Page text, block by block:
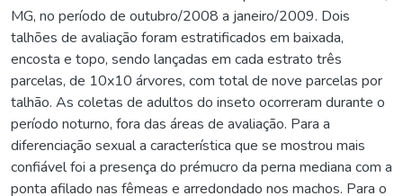
MG, no período de outubro/2008 a janeiro/2009. Dois
talhões de avaliação foram estratificados em baixada,
encosta e topo, sendo lançadas em cada estrato três
parcelas, de 10x10 árvores, com total de nove parcelas por
talhão. As coletas de adultos do inseto ocorreram durante o
período noturno, fora das áreas de avaliação. Para a
diferenciação sexual a característica que se mostrou mais
confiável foi a presença do prémucro da perna mediana com a
ponta afilado nas fêmeas e arredondado nos machos. Para o